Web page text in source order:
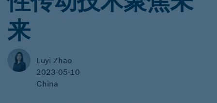
来
Luyi Zhao
2023-05-10
China